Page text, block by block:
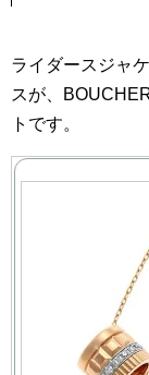
ライダースジャ
スが、
トです。